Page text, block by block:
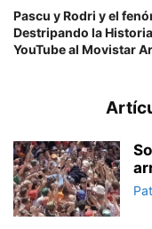
Pascu y Rodri y el
Destripando la
YouTube al Movistar